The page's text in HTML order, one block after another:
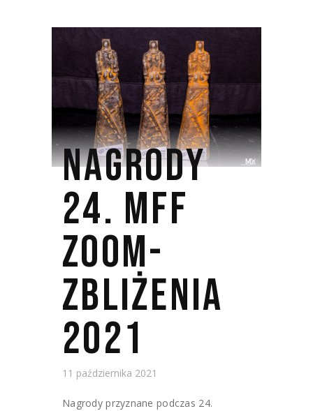
NAGRODY
24. MFF
ZOOM-
ZBLIŻENIA
2021
11 października 2021
Nagrody przyznane podczas 24.